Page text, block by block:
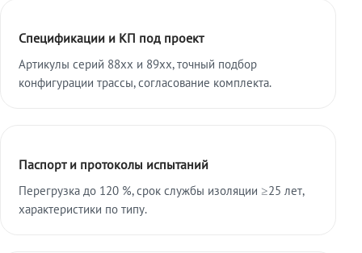
Спецификации и КП под проект
Артикулы серий 88xx и 89xx, точный подбор
конфигурации трассы, согласование комплекта.
Паспорт и протоколы испытаний
Перегрузка до 120 %, срок службы изоляции ≥25 лет,
характеристики по типу.